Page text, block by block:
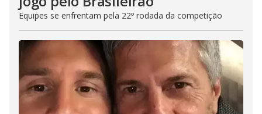
Equipes se enfrentam pela 22º rodada da competição